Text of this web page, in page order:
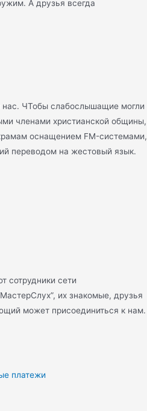
А друзья всегда
нас. ЧТобы слабослышащие могли
членами христианской общины,
оснащением FM-системами,
переводом на жестовый язык.
сотрудники сети
их знакомые, друзья
может присоединиться к нам.
платежи